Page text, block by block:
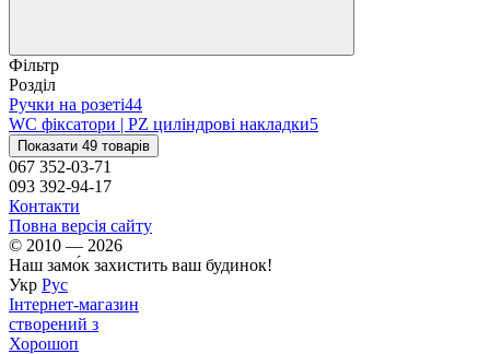
Фільтр
Розділ
Ручки на розеті44
WC фіксатори | PZ циліндрові накладки5
Показати 49 товарів
067 352-03-71
093 392-94-17
Контакти
Повна версія сайту
© 2010 — 2026
Наш замо́к захистить ваш будинок!
Укр Рус
Інтернет-магазин
створений з
Хорошоп